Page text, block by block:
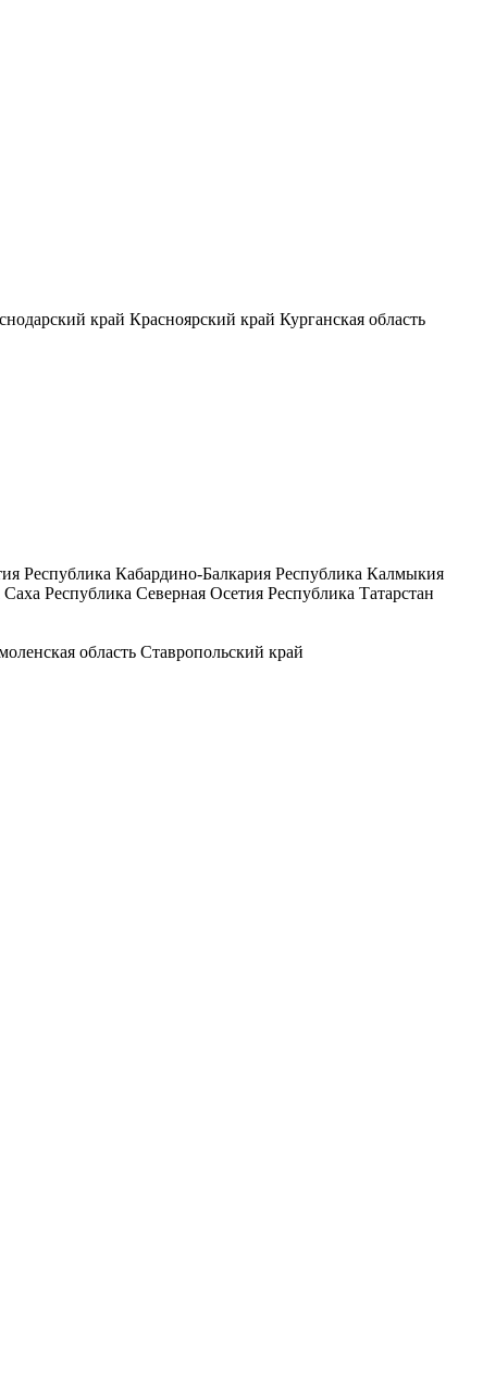
край Красноярский край Курганская область
Республика Кабардино-Балкария Республика Калмыкия
Саха Республика Северная Осетия Республика Татарстан
область Ставропольский край